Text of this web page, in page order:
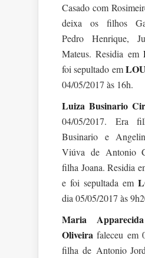
Casado com
deixa os filhos
Pedro Henrique,
Mateus. Residia em
foi sepultado em
04/05/2017 às 16h.
Luiza Businario
04/05/2017. Era
Businario e
Viúva de Antonio
filha Joana. Residia
e foi sepultada em
dia 05/05/2017 às
Maria
Oliveira faleceu em
filha de Antonio